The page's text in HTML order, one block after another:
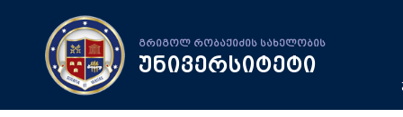
გრიგოლ რობაქიძის სახელობის
უნივერსიტეტი